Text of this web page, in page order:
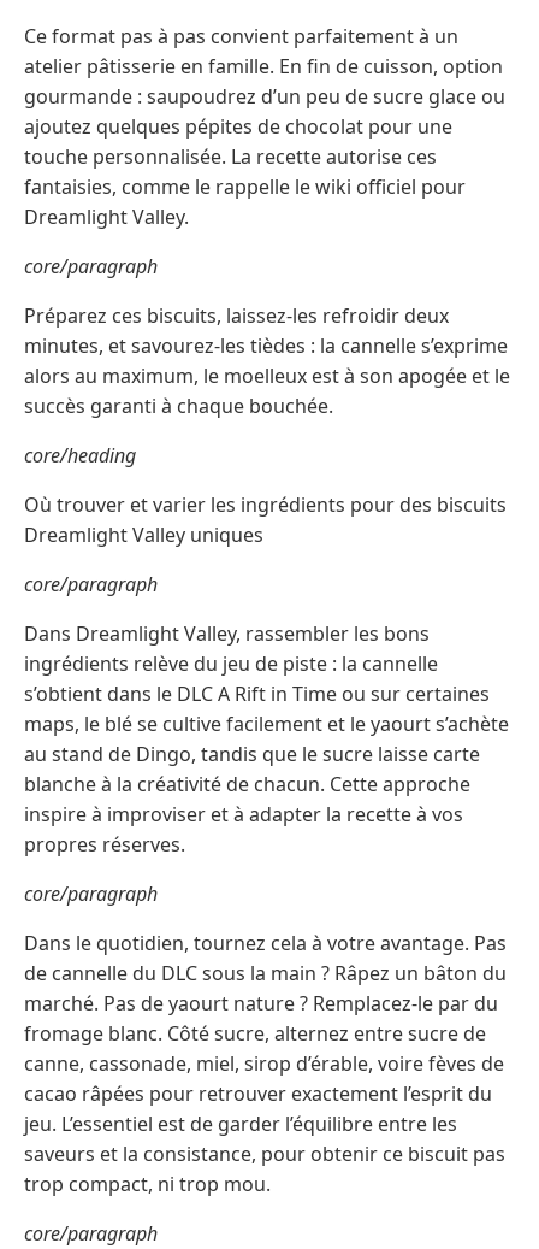
Ce format pas à pas convient parfaitement à un
atelier pâtisserie en famille. En fin de cuisson, option
gourmande : saupoudrez d’un peu de sucre glace ou
ajoutez quelques pépites de chocolat pour une
touche personnalisée. La recette autorise ces
fantaisies, comme le rappelle le wiki officiel pour
Dreamlight Valley.
core/paragraph
Préparez ces biscuits, laissez-les refroidir deux
minutes, et savourez-les tièdes : la cannelle s’exprime
alors au maximum, le moelleux est à son apogée et le
succès garanti à chaque bouchée.
core/heading
Où trouver et varier les ingrédients pour des biscuits
Dreamlight Valley uniques
core/paragraph
Dans Dreamlight Valley, rassembler les bons
ingrédients relève du jeu de piste : la cannelle
s’obtient dans le DLC A Rift in Time ou sur certaines
maps, le blé se cultive facilement et le yaourt s’achète
au stand de Dingo, tandis que le sucre laisse carte
blanche à la créativité de chacun. Cette approche
inspire à improviser et à adapter la recette à vos
propres réserves.
core/paragraph
Dans le quotidien, tournez cela à votre avantage. Pas
de cannelle du DLC sous la main ? Râpez un bâton du
marché. Pas de yaourt nature ? Remplacez-le par du
fromage blanc. Côté sucre, alternez entre sucre de
canne, cassonade, miel, sirop d’érable, voire fèves de
cacao râpées pour retrouver exactement l’esprit du
jeu. L’essentiel est de garder l’équilibre entre les
saveurs et la consistance, pour obtenir ce biscuit pas
trop compact, ni trop mou.
core/paragraph